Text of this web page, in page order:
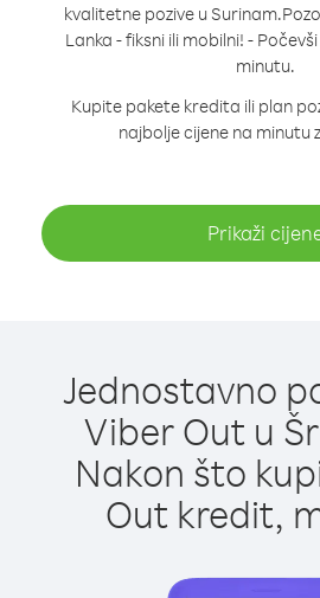
kvalitetne pozive u Surinam.
Lanka - fiksni ili mobilni! -
minutu.
Kupite pakete kredita ili plan
najbolje cijene na minutu
Prikaži
Jednostavno
Viber Out u
Nakon što
Out kredit,